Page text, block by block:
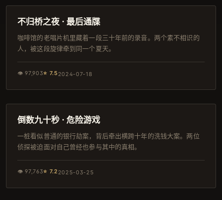
IMAX
不归桥之夜 · 最后通牒
咖啡馆的老唱片机里藏着一段三十年前的录音。两个素不相识的
人，被这段旋律牵到同一个夏天。
👁97,903⭐ 7.52024-07-18
连载中
倒数九十秒 · 危险游戏
一桩看似普通的银行劫案，背后牵出横跨十年的洗钱大案。两位
侦探被迫面对自己曾经也参与其中的真相。
👁97,763⭐ 7.22025-03-25